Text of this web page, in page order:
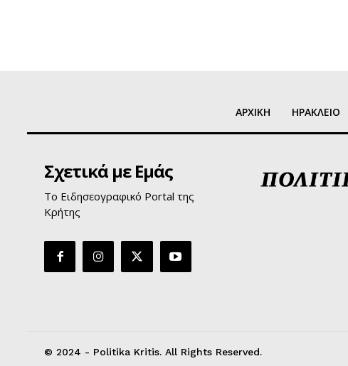
ΑΡΧΙΚΗ ΗΡΑΚΛΕΙΟ
Σχετικά με Εμάς
Το Ειδησεογραφικό Portal της
Κρήτης
© 2024 - Politika Kritis. All Rights Reserved.